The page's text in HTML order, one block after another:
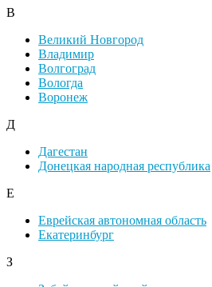
В
Великий Новгород
Владимир
Волгоград
Вологда
Воронеж
Д
Дагестан
Донецкая народная республика
Е
Еврейская автономная область
Екатеринбург
З